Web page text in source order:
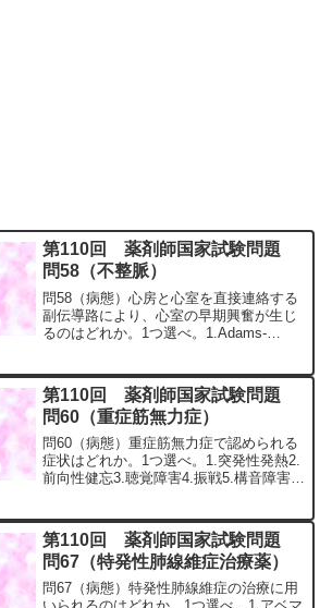
第110回 薬剤師国家試験問題
問58（不整脈）
問58（病態）心房と心室を直接連絡する
副伝導路により、心室の早期興奮が生じ
るのはどれか。1つ選べ。1.Adams-
症候群4.WPW（Wolff-Pa...
第110回 薬剤師国家試験問題
問60（重症筋無力症）
問60（病態）重症筋無力症で認められる
症状はどれか。1つ選べ。1.突発性発熱2.
前向性健忘3.聴覚障害4.振戦5.構音障害問
に対する自己抗体が産生され、アセチル
コリン...
第110回 薬剤師国家試験問題
問67（特発性肺線維症治療薬）
問67（病態）特発性肺線維症の治療に用